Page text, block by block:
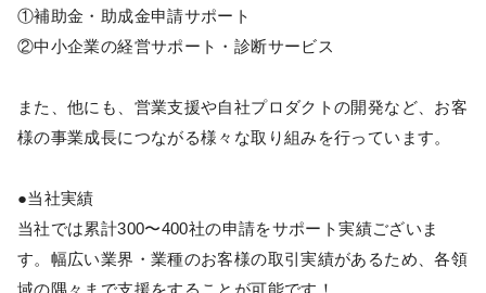
①補助金・助成金申請サポート
②中小企業の経営サポート・診断サービス
また、他にも、営業支援や自社プロダクトの開発など、お客
様の事業成長につながる様々な取り組みを行っています。
●当社実績
当社では累計300〜400社の申請をサポート実績ございま
す。幅広い業界・業種のお客様の取引実績があるため、各領
域の隅々まで支援をすることが可能です！